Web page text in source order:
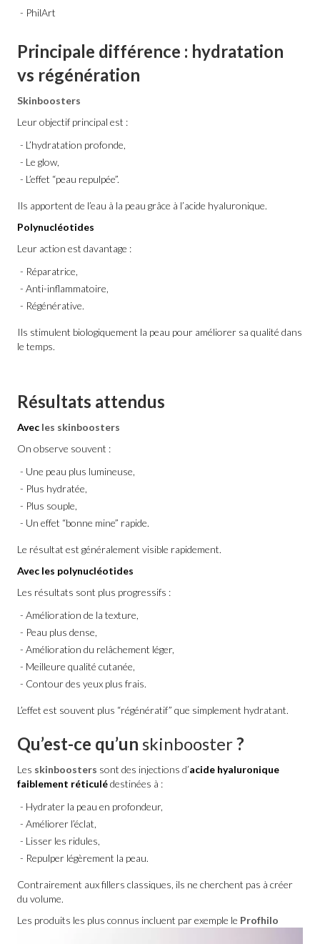
PhilArt
Principale différence : hydratation
vs régénération
Skinboosters
Leur objectif principal est :
L’hydratation profonde,
Le glow,
L’effet “peau repulpée”.
Ils apportent de l’eau à la peau grâce à l’acide hyaluronique.
Polynucléotides
Leur action est davantage :
Réparatrice,
Anti-inflammatoire,
Régénérative.
Ils stimulent biologiquement la peau pour améliorer sa qualité dans
le temps.
Résultats attendus
Avec les skinboosters
On observe souvent :
Une peau plus lumineuse,
Plus hydratée,
Plus souple,
Un effet “bonne mine” rapide.
Le résultat est généralement visible rapidement.
Avec les polynucléotides
Les résultats sont plus progressifs :
Amélioration de la texture,
Peau plus dense,
Amélioration du relâchement léger,
Meilleure qualité cutanée,
Contour des yeux plus frais.
L’effet est souvent plus “régénératif” que simplement hydratant.
Qu’est-ce qu’un skinbooster?
Les skinboosters sont des injections d’acide hyaluronique
faiblement réticulédestinées à :
Hydrater la peau en profondeur,
Améliorer l’éclat,
Lisser les ridules,
Repulper légèrement la peau.
Contrairement aux fillers classiques, ils ne cherchent pas à créer
du volume.
Les produits les plus connus incluent par exemple le Profhilo